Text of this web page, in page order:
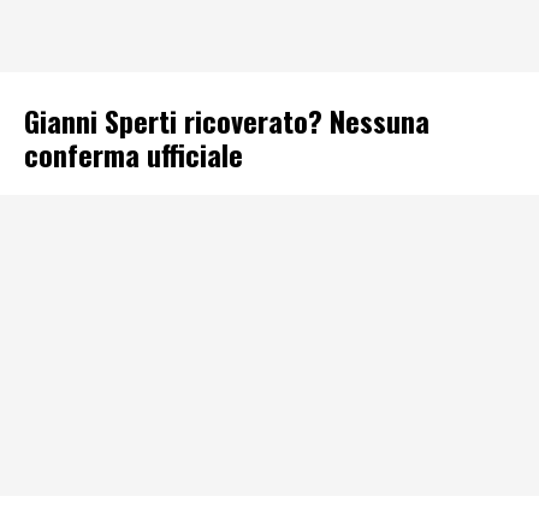
Gianni Sperti ricoverato? Nessuna
conferma ufficiale